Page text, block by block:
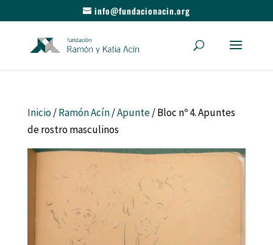
info@fundacionacin.org
Inicio/Ramón Acín/Apunte/ Bloc nº 4. Apuntes
de rostro masculinos